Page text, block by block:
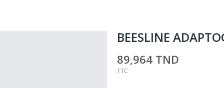
BEESLINE
89,964 TND
TTC